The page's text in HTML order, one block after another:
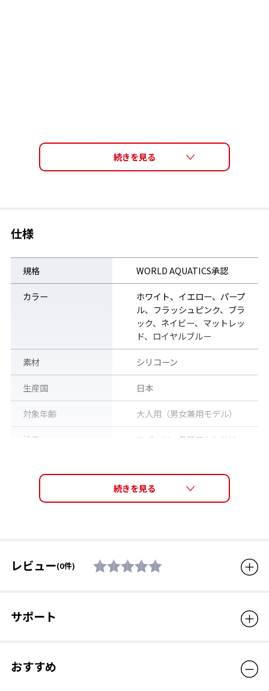
仕様
規格 WORLD AQUATICS承認
カラー
ホワイト、イエロー、パープ
ル、フラッシュピンク、ブラ
ック、ネイビー、マットレッ
ド、ロイヤルブルー
素材 シリコーン
生産国 日本
対象年齢 大人用（男女兼用モデル）
注意
※パーツ・各種アクセサリー
便・メール便等での郵送は承
っておりません。
レビュー(0件)
サポート
おすすめ